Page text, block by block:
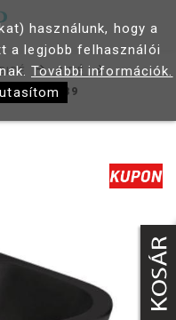
BIDÉ
WF00089
használunk, hogy a
a legjobb felhasználói
További információk.